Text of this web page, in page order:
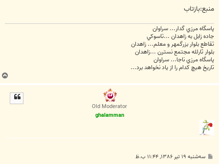
منبع:بازتاب
پاسگاه مرزي گدار... سراوان
جاده زابل به زاهدان ...تاسوکي
تقاطع بلوار بزرگمهر و معلم... زاهدان
بلوار ثارلله مجتمع نسترن ...زاهدان
پاسگاه مرزي ناجا... سراوان
تاريخ هيچ کدام را از ياد نخواهد برد...
ب
ا
Old Moderator
ghalamman
پ سه‌شنبه ۱۹ تیر ۱۳۸۶, ۱۱:۴۴ ب.ظ